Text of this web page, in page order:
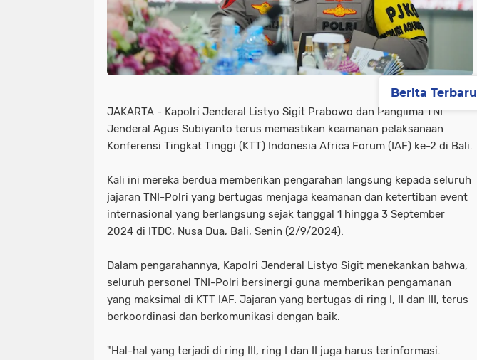
JAKARTA - Kapolri Jenderal Listyo Sigit Prabowo dan Panglima TNI
Jenderal Agus Subiyanto terus memastikan keamanan pelaksanaan
Konferensi Tingkat Tinggi (KTT) Indonesia Africa Forum (IAF) ke-2 di Bali.
Kali ini mereka berdua memberikan pengarahan langsung kepada seluruh
jajaran TNI-Polri yang bertugas menjaga keamanan dan ketertiban event
internasional yang berlangsung sejak tanggal 1 hingga 3 September
2024 di ITDC, Nusa Dua, Bali, Senin (2/9/2024).
Dalam pengarahannya, Kapolri Jenderal Listyo Sigit menekankan bahwa,
seluruh personel TNI-Polri bersinergi guna memberikan pengamanan
yang maksimal di KTT IAF. Jajaran yang bertugas di ring I, II dan III, terus
berkoordinasi dan berkomunikasi dengan baik.
"Hal-hal yang terjadi di ring III, ring I dan II juga harus terinformasi.
Berita Terbaru